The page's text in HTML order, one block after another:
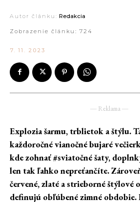
Autor článku: Redakcia
Zobrazenie článku: 724
7. 11. 2023
― Reklama ―
Explozia šarmu, trblietok a štýlu.
každoročné vianočné bujaré
kde zohnať #sviatočné šaty,
len tak ľahko nepreťančíte.
červené, zlaté a strieborné štýlové
definujú obľúbené zimné